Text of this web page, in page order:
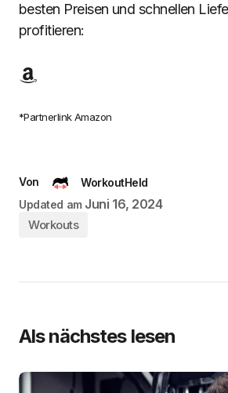
besten Preisen und schnellen
profitieren:
*Partnerlink Amazon
Von
WorkoutHeld
Updated am Juni 16, 2024
Workouts
Als nächstes lesen